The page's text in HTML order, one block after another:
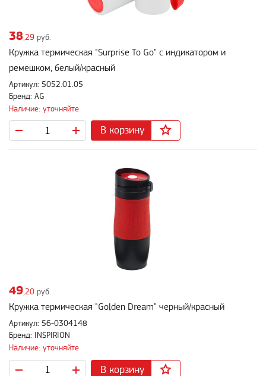
38 ,29 руб.
Кружка термическая "Surprise To Go" с индикатором и
ремешком, белый/красный
Артикул: 5052.01.05
Бренд: AG
Наличие: уточняйте
В корзину
49,20 руб.
Кружка термическая "Golden Dream" черный/красный
Артикул: 56-0304148
Бренд: INSPIRION
Наличие: уточняйте
В корзину